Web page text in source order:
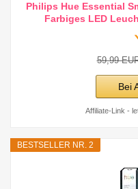
Philips Hue Essential
Farbiges LED
59,99
Bei
Affiliate-Link -
BESTSELLER NR. 2